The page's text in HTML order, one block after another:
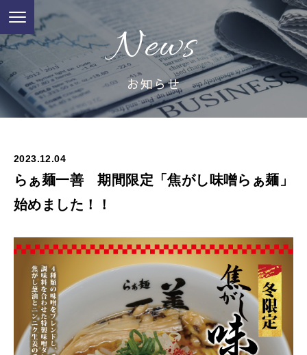
News
お知らせ
2023.12.04
らぁ麺一善 期間限定「焦がし味噌らぁ麺」
始めました！！